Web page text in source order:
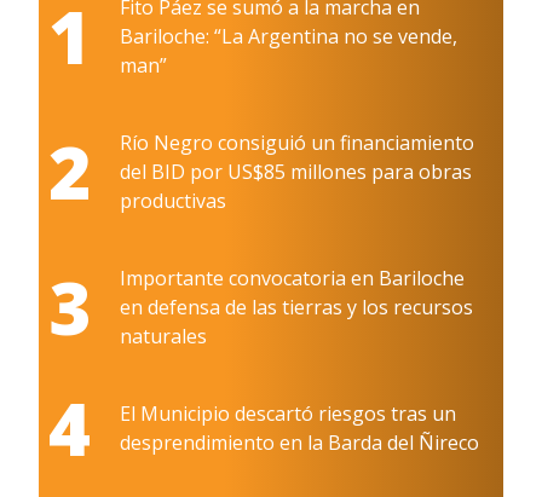
1
Fito Páez se sumó a la marcha en
Bariloche: “La Argentina no se vende,
man”
2
Río Negro consiguió un financiamiento
del BID por US$85 millones para obras
productivas
3
Importante convocatoria en Bariloche
en defensa de las tierras y los recursos
naturales
4
El Municipio descartó riesgos tras un
desprendimiento en la Barda del Ñireco